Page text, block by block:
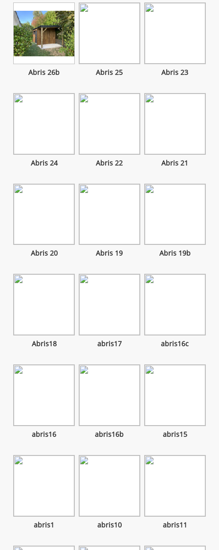
Abris 26b Abris 25 Abris 23
Abris 24 Abris 22 Abris 21
Abris 20 Abris 19 Abris 19b
Abris18 abris17 abris16c
abris16 abris16b abris15
abris1 abris10 abris11